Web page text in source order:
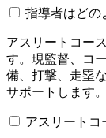
指導者はどの
アスリートコー
す。現監督、コ
備、打撃、走塁
サポートします。
アスリートコ